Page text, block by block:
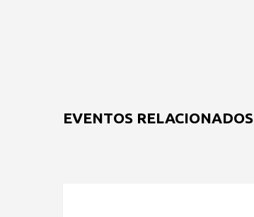
EVENTOS RELACIONADOS